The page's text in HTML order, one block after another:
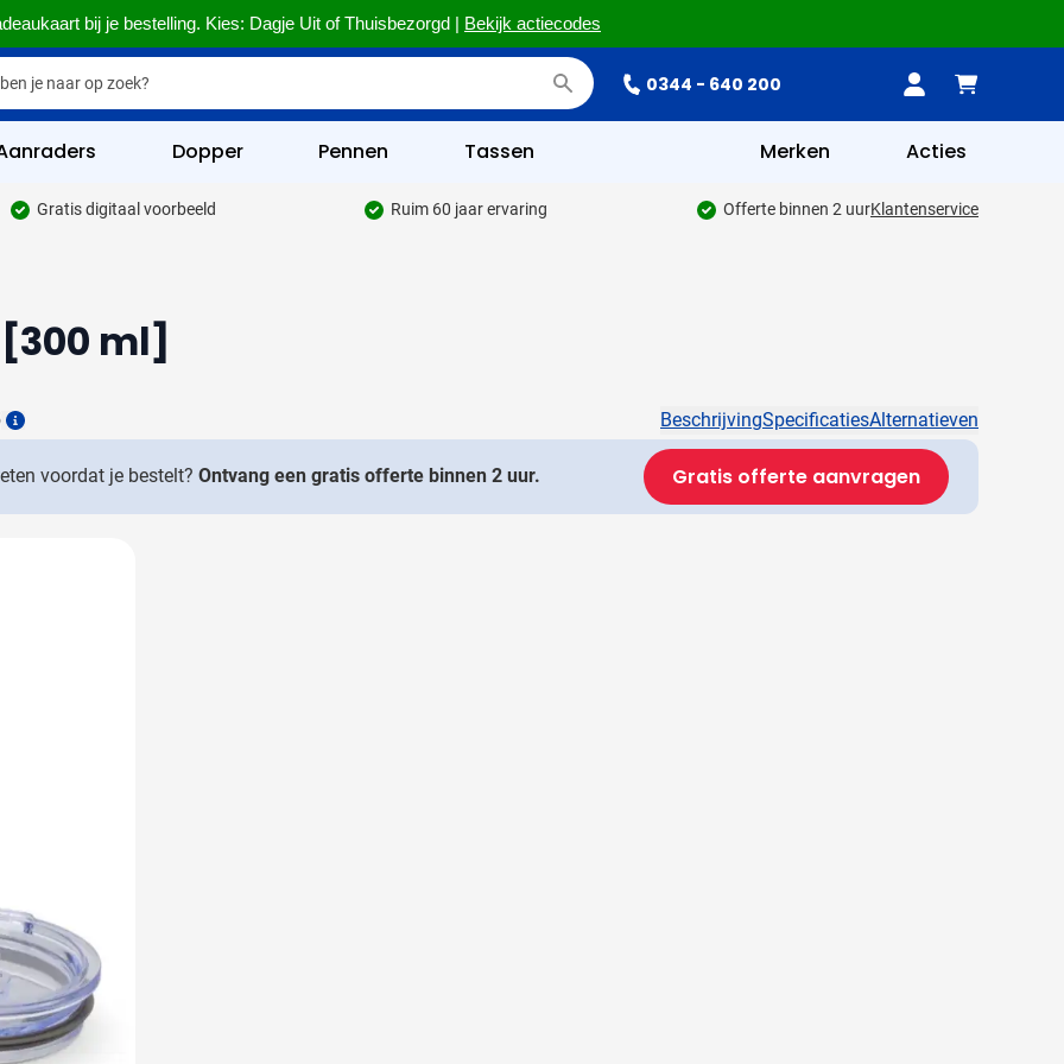
bij je bestelling. Kies: Dagje Uit of Thuisbezorgd | Bekijk actiecodes
0344 - 640 200
& Kantoor categorie
categorie
categorie
categorie
& Veiligheid categorie
& Tafelen categorie
categorie
categorie
categorie
categorie
& overig categorie
Dopper Pennen Tassen Merken Acties
Gratis digitaal voorbeeld Ruim 60 jaar ervaring Offerte binnen 2 uurKlantenservice
ml]
Details
BeschrijvingSpecificatiesAlternatieven
voordat je bestelt? Ontvang een gratis offerte binnen 2 uur. Gratis offerte aanvragen